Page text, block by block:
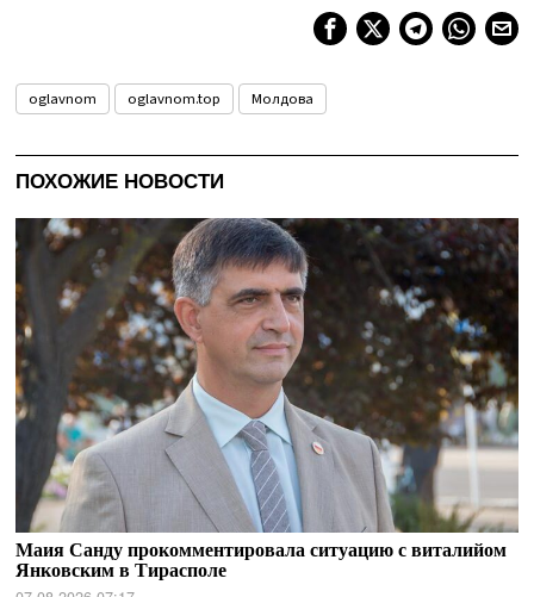
oglavnom oglavnom.top Молдова
ПОХОЖИЕ НОВОСТИ
Маия Санду прокомментировала ситуацию с виталийом
Янковским в Тирасполе